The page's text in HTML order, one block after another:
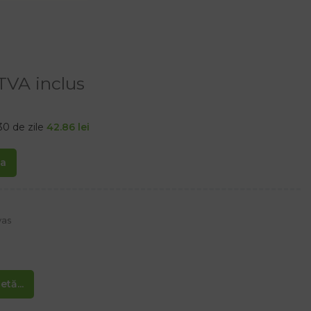
inclus
de zile 42.86 lei
curelei